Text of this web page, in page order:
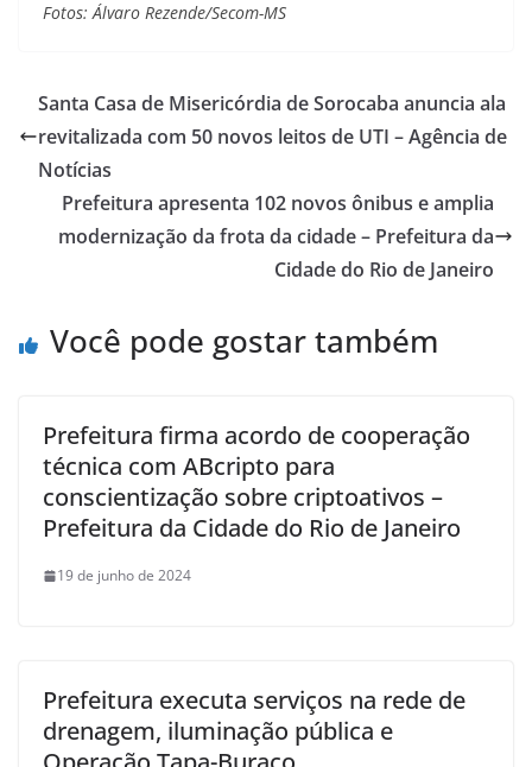
Fotos: Álvaro Rezende/Secom-MS
Santa Casa de Misericórdia de Sorocaba anuncia ala
revitalizada com 50 novos leitos de UTI – Agência de
Notícias
Prefeitura apresenta 102 novos ônibus e amplia
modernização da frota da cidade – Prefeitura da
Cidade do Rio de Janeiro
Você pode gostar também
Prefeitura firma acordo de cooperação
técnica com ABcripto para
conscientização sobre criptoativos –
Prefeitura da Cidade do Rio de Janeiro
19 de junho de 2024
Prefeitura executa serviços na rede de
drenagem, iluminação pública e